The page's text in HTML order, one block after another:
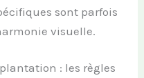
sont parfois
visuelle.
: les règles